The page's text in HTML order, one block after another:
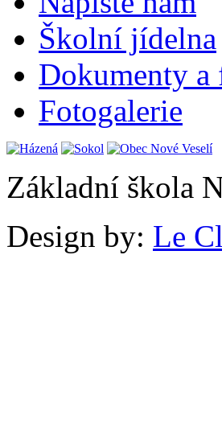
Školní jídelna
Dokumenty a
Fotogalerie
Základní škola
Design by: Le